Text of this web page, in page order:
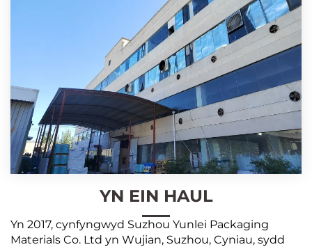
YN EIN HAUL
Yn 2017, cynfyngwyd Suzhou Yunlei Packaging
Materials Co. Ltd yn Wujian, Suzhou, Cyniau, sydd